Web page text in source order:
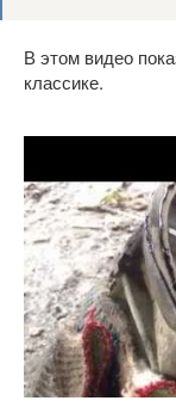
В этом видео
классике.